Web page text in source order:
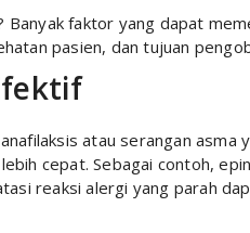
faktor yang dapat
pasien, dan tujuan
atau serangan asma
cepat. Sebagai contoh,
reaksi alergi yang parah